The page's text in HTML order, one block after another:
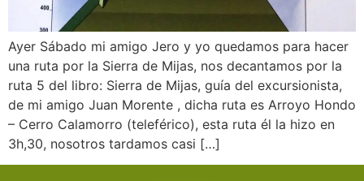
Ayer Sábado mi amigo Jero y yo quedamos para hacer
una ruta por la Sierra de Mijas, nos decantamos por la
ruta 5 del libro: Sierra de Mijas, guía del excursionista,
de mi amigo Juan Morente , dicha ruta es Arroyo Hondo
– Cerro Calamorro (teleférico), esta ruta él la hizo en
3h,30, nosotros tardamos casi […]